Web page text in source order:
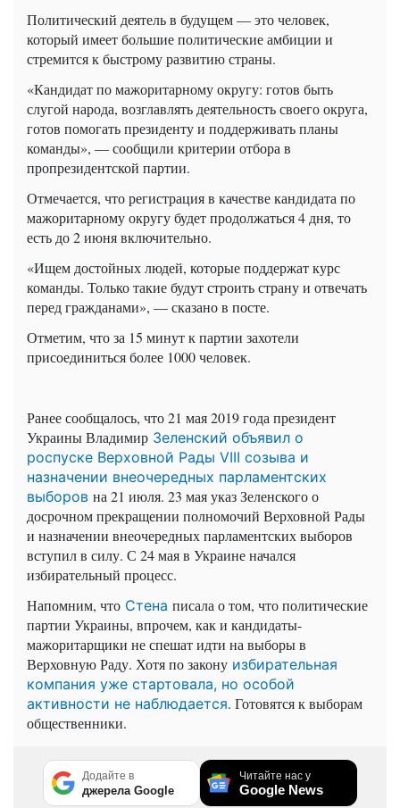
Политический деятель в будущем — это человек,
который имеет большие политические амбиции и
стремится к быстрому развитию страны.
«Кандидат по мажоритарному округу: готов быть
слугой народа, возглавлять деятельность своего округа,
готов помогать президенту и поддерживать планы
команды», — сообщили критерии отбора в
пропрезидентской партии.
Отмечается, что регистрация в качестве кандидата по
мажоритарному округу будет продолжаться 4 дня, то
есть до 2 июня включительно.
«Ищем достойных людей, которые поддержат курс
команды. Только такие будут строить страну и отвечать
перед гражданами», — сказано в посте.
Отметим, что за 15 минут к партии захотели
присоединиться более 1000 человек.
Ранее сообщалось, что 21 мая 2019 года президент
Украины Владимир Зеленский объявил о
роспуске Верховной Рады VIII созыва и
назначении внеочередных парламентских
выборов на 21 июля. 23 мая указ Зеленского о
досрочном прекращении полномочий Верховной Рады
и назначении внеочередных парламентских выборов
вступил в силу. С 24 мая в Украине начался
избирательный процесс.
Напомним, что Стена писала о том, что политические
партии Украины, впрочем, как и кандидаты-
мажоритарщики не спешат идти на выборы в
Верховную Раду. Хотя по закону избирательная
компания уже стартовала, но особой
активности не наблюдается. Готовятся к выборам
общественники.
Додайте в
джерела Google
Читайте нас у
Google News